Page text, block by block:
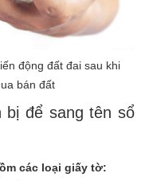
động đất đai sau khi
bán đất
bị để sang tên sổ
các loại giấy tờ: